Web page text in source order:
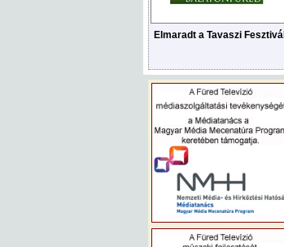
Elmaradt a Tavaszi Fesztivál